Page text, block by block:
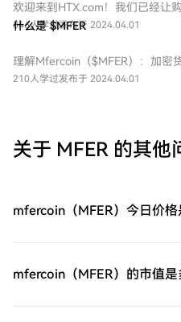
欢迎来到HTX.com！我们已经让
mfercoin（MFER）变得简单而便
旅。第一步：创建您的HTX账户使
子邮件、手机号码注册一个免费账
mfercoin（MFER）。余额购买：
HTX平台上直接与其他用户交易。
mfercoin（MFER）购买完您的
mfercoin（MFER）后，将其存储
346人学过发布于 2024.04.01
什么是 $MFER
理解Mfercoin（$MFER）：加密
度 Mfercoin（$MFER）简介 在不
者，该项目旨在在更广泛的web3
定义一个独特的空间。Mfercoin不
个蓬勃发展的社区的无数个体。
量为10亿个代币，在高度波动的
210人学过发布于 2024.04.01
关于 MFER 的其他
mfercoin（MFER）今日价格
mfercoin（MFER）的市值是